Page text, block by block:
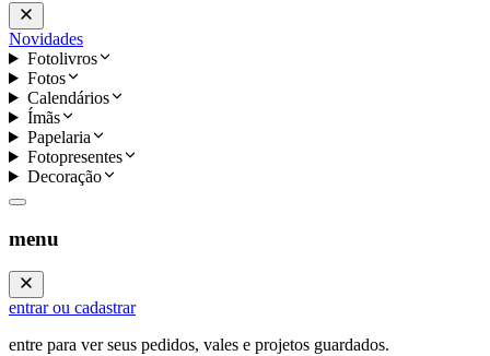
Novidades
Fotolivros
Fotos
Calendários
Ímãs
Papelaria
Fotopresentes
Decoração
menu
entrar ou cadastrar
entre para ver seus pedidos, vales e projetos guardados.